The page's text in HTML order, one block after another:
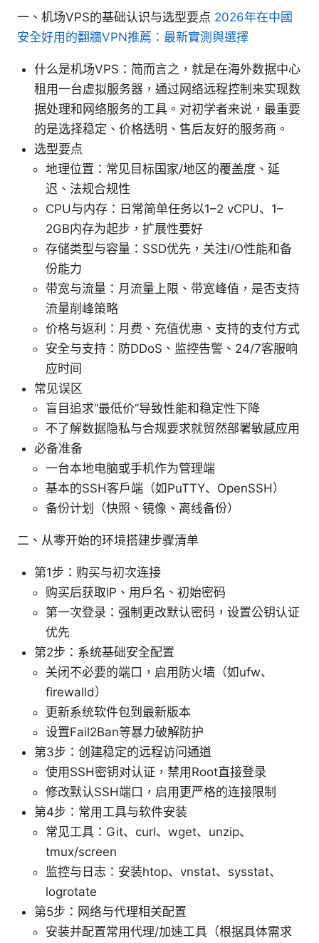
一、机场VPS的基础认识与选型要点 2026年在中國
安全好用的翻牆VPN推薦：最新實測與選擇
什么是机场VPS：简而言之，就是在海外数据中心
租用一台虚拟服务器，通过网络远程控制来实现数
据处理和网络服务的工具。对初学者来说，最重要
的是选择稳定、价格透明、售后友好的服务商。
选型要点
地理位置：常见目标国家/地区的覆盖度、延
迟、法规合规性
CPU与内存：日常简单任务以1–2 vCPU、1–
2GB内存为起步，扩展性要好
存储类型与容量：SSD优先，关注I/O性能和备
份能力
带宽与流量：月流量上限、带宽峰值，是否支持
流量削峰策略
价格与返利：月费、充值优惠、支持的支付方式
安全与支持：防DDoS、监控告警、24/7客服响
应时间
常见误区
盲目追求“最低价”导致性能和稳定性下降
不了解数据隐私与合规要求就贸然部署敏感应用
必备准备
一台本地电脑或手机作为管理端
基本的SSH客户端（如PuTTY、OpenSSH）
备份计划（快照、镜像、离线备份）
二、从零开始的环境搭建步骤清单
第1步：购买与初次连接
购买后获取IP、用户名、初始密码
第一次登录：强制更改默认密码，设置公钥认证
优先
第2步：系统基础安全配置
关闭不必要的端口，启用防火墙（如ufw、
firewalld）
更新系统软件包到最新版本
设置Fail2Ban等暴力破解防护
第3步：创建稳定的远程访问通道
使用SSH密钥对认证，禁用Root直接登录
修改默认SSH端口，启用更严格的连接限制
第4步：常用工具与软件安装
常见工具：Git、curl、wget、unzip、
tmux/screen
监控与日志：安装htop、vnstat、sysstat、
logrotate
第5步：网络与代理相关配置
安装并配置常用代理/加速工具（根据具体需求